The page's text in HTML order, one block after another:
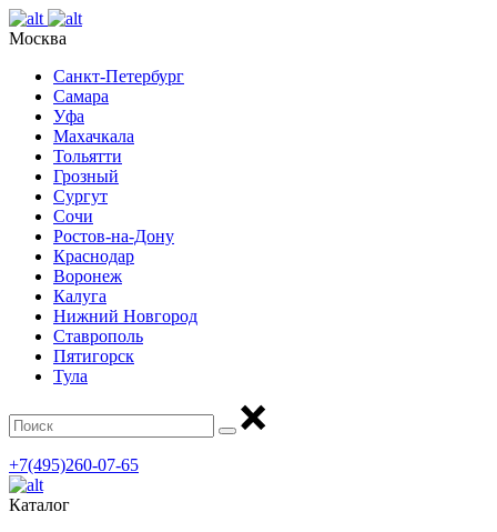
Москва
Санкт-Петербург
Самара
Уфа
Махачкала
Тольятти
Грозный
Сургут
Сочи
Ростов-на-Дону
Краснодар
Воронеж
Калуга
Нижний Новгород
Ставрополь
Пятигорск
Тула
+7(495)260-07-65
Каталог